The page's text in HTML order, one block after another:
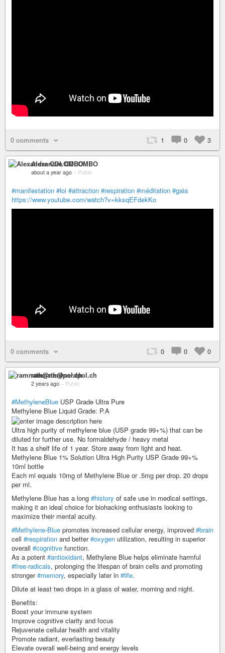
0 comments 1 0 3
Alexandre COLOMBO
about a year ago – Public
#manifestation #loi #attraction #respiration #méditation #gaia
https://www.youtube.com/watch?v=kksqEFdekKo
0 comments 0 0 0
ramnath@nerdpol.ch
2 years ago – Public
#MethyleneBlue USP Grade Ultra Pure
Methylene Blue Liquid Grade: P.A
Ultra high purity of methylene blue (USP grade 99+%) that can be
diluted for further use. No formaldehyde / heavy metal
It has a shelf life of 1 year. Store away from light and heat.
Methylene Blue 1% Solution Ultra High Purity USP Grade 99+%
10ml bottle
Each ml equals 10mg of Methylene Blue or .5mg per drop. 20 drops
per ml.
Methylene Blue has a long #history of safe use in medical settings,
making it an ideal choice for biohacking enthusiasts looking to
maximize their mental acuity.
#Methylene-Blue promotes increased cellular energy, improved #brain
cell #respiration and better#oxygen utilization, resulting in superior
overall #cognitive function.
As a potent #antioxidant, Methylene Blue helps eliminate harmful
#free-radicals, prolonging the lifespan of brain cells and promoting
stronger#memory, especially later in #life.
Dilute at least two drops in a glass of water, morning and night.
Benefits:
Boost your immune system
Improve cognitive clarity and focus
Rejuvenate cellular health and vitality
Promote radiant, everlasting beauty
Elevate overall well-being and energy levels